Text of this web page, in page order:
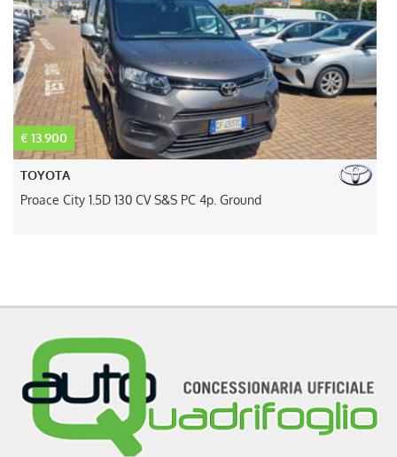
€ 15.300
OPEL
Vivaro 1.5 Diesel 120CV S&S PC-TN S Furgone Enjoy